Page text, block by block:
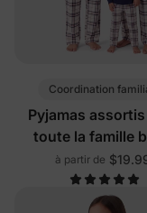
Coordination
Pyjamas
toute la famille
à partir de